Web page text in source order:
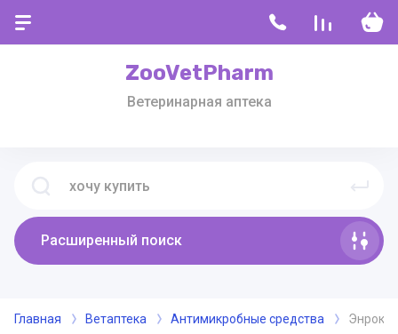
ZooVetPharm
Ветеринарная аптека
Расширенный поиск
Главная Ветаптека Антимикробные средства